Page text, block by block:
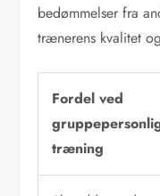
bedømmelser fra
trænerens kvalitet
Fordel ved
træning